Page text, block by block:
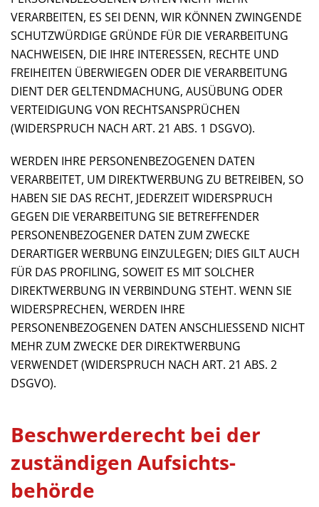
VERARBEITEN, ES SEI DENN, WIR KÖNNEN ZWINGENDE
SCHUTZWÜRDIGE GRÜNDE FÜR DIE VERARBEITUNG
NACHWEISEN, DIE IHRE INTERESSEN, RECHTE UND
FREIHEITEN ÜBERWIEGEN ODER DIE VERARBEITUNG
DIENT DER GELTENDMACHUNG, AUSÜBUNG ODER
VERTEIDIGUNG VON RECHTSANSPRÜCHEN
(WIDERSPRUCH NACH ART. 21 ABS. 1 DSGVO).
WERDEN IHRE PERSONENBEZOGENEN DATEN
VERARBEITET, UM DIREKTWERBUNG ZU BETREIBEN, SO
HABEN SIE DAS RECHT, JEDERZEIT WIDERSPRUCH
GEGEN DIE VERARBEITUNG SIE BETREFFENDER
PERSONENBEZOGENER DATEN ZUM ZWECKE
DERARTIGER WERBUNG EINZULEGEN; DIES GILT AUCH
FÜR DAS PROFILING, SOWEIT ES MIT SOLCHER
DIREKTWERBUNG IN VERBINDUNG STEHT. WENN SIE
WIDERSPRECHEN, WERDEN IHRE
PERSONENBEZOGENEN DATEN ANSCHLIESSEND NICHT
MEHR ZUM ZWECKE DER DIREKTWERBUNG
VERWENDET (WIDERSPRUCH NACH ART. 21 ABS. 2
DSGVO).
Beschwerde­recht bei der
zuständigen Aufsichts­
behörde